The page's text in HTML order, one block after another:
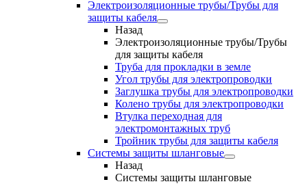
Электроизоляционные трубы/Трубы для
защиты кабеля
Назад
Электроизоляционные трубы/Трубы
для защиты кабеля
Труба для прокладки в земле
Угол трубы для электропроводки
Заглушка трубы для электропроводки
Колено трубы для электропроводки
Втулка переходная для
электромонтажных труб
Тройник трубы для защиты кабеля
Системы защиты шланговые
Назад
Системы защиты шланговые